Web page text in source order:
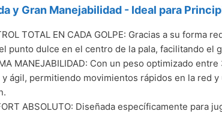
y Gran Manejabilidad - Ideal para
TOTAL EN CADA GOLPE: Gracias a su forma
punto dulce en el centro de la pala, facilitando el
MANEJABILIDAD: Con un peso optimizado
y ágil, permitiendo movimientos rápidos en la red
ABSOLUTO: Diseñada específicamente para